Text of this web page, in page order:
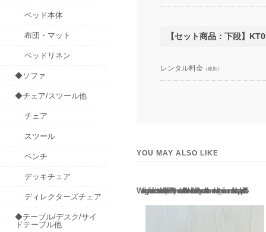
【セット商品：下段】
レンタル料金 （税別）
YOU MAY ALSO LIKE
Warning: Use of undefined constant rand - assumed 'rand' (this will throw an Error in a future version of PHP) in/home/users/2/barbie/web/barbie2/wp-content/themes/welcart_minimum/functions.php135
ベッド本体
布団・マット
ベッドリネン
◆ソファ
◆チェア/スツール他
チェア
スツール
ベンチ
デッキチェア
ディレクターズチェア
◆テーブル/デスク/サイ
ドテーブル他